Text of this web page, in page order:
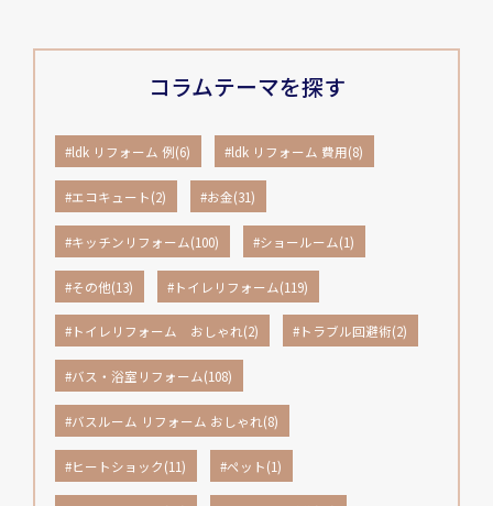
コラムテーマを探す
#ldk リフォーム 例(6) #ldk リフォーム 費用(8)
#エコキュート(2) #お金(31)
#キッチンリフォーム(100) #ショールーム(1)
#その他(13) #トイレリフォーム(119)
#トイレリフォーム おしゃれ(2) #トラブル回避術(2)
#バス・浴室リフォーム(108)
#バスルーム リフォーム おしゃれ(8)
#ヒートショック(11) #ペット(1)